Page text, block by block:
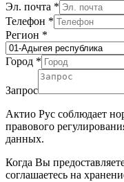
Эл. почта *
Телефон *
Регион *
Город *
Запрос
Актио Рус соблюдает
правового
данных.
Когда Вы
соглашаетесь на